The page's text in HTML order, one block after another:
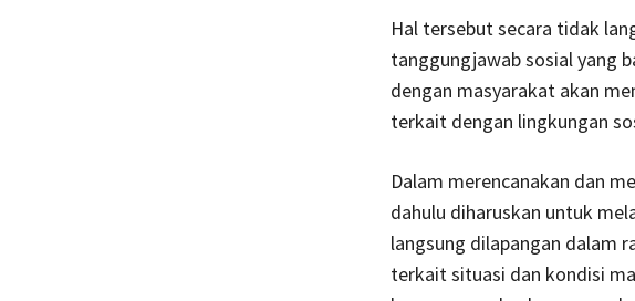
Hal tersebut secara tidak
tanggungjawab sosial yang
dengan masyarakat akan
terkait dengan lingkungan
Dalam merencanakan dan
dahulu diharuskan untuk
langsung dilapangan dalam
terkait situasi dan kondisi